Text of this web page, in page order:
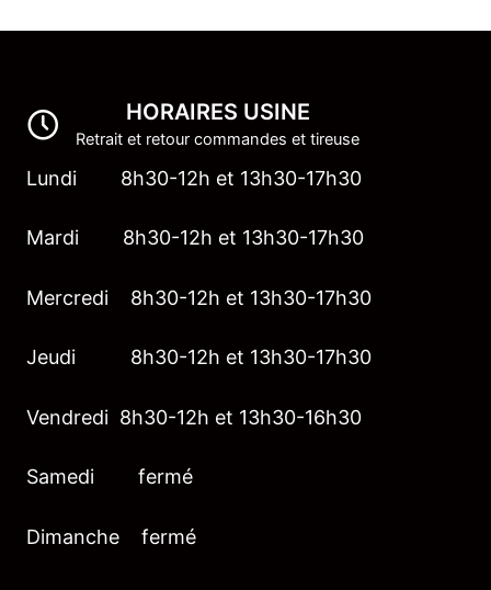
HORAIRES USINE
Retrait et retour commandes et tireuse
Lundi 8h30-12h et 13h30-17h30
Mardi 8h30-12h et 13h30-17h30
Mercredi 8h30-12h et 13h30-17h30
Jeudi 8h30-12h et 13h30-17h30
Vendredi 8h30-12h et 13h30-16h30
Samedi fermé
Dimanche fermé